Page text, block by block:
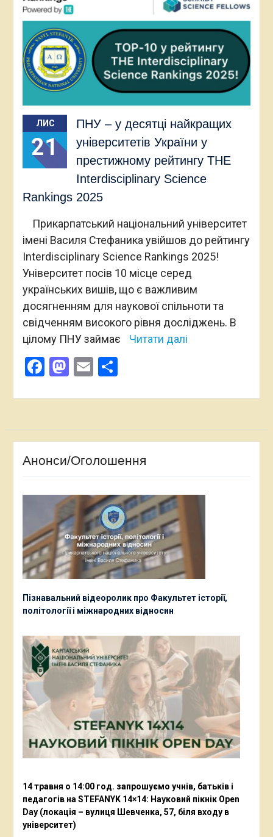
ЛИС
21
ПНУ – у десятці найкращих
університетів України у
престижному рейтингу THE
Interdisciplinary Science
Rankings 2025
Прикарпатський національний університет
імені Василя Стефаника увійшов до рейтингу
Interdisciplinary Science Rankings 2025!
Університет посів 10 місце серед
українських вишів, що є важливим
досягненням для наукової спільноти та
свідченням високого рівня досліджень. В
цілому ПНУ займає
Читати далі
Facebook
Mastodon
EmailПоділитися
Анонси/Оголошення
Пізнавальний відеоролик про Факультет історії,
політології і міжнародних відносин
14 травня о 14:00 год. запрошуємо учнів, батьків і
педагогів на STEFANYK 14×14: Науковий пікнік Open
Day (локація – вулиця Шевченка, 57, біля входу в
університет)